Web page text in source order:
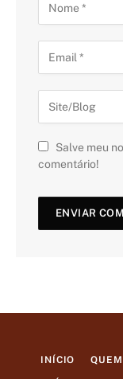
Salve meu
comentário!
INÍCIO